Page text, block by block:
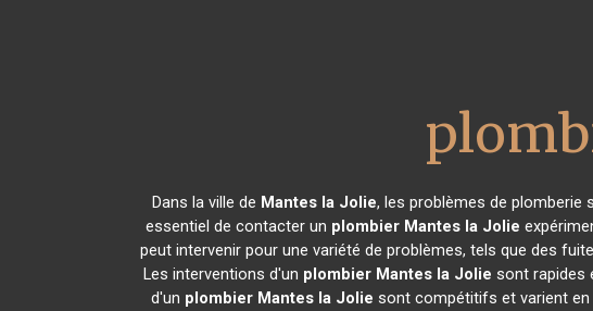
Dans la ville de Mantes la Jolie, les problèmes de
essentiel de contacter un plombier Mantes la Jolie
peut intervenir pour une variété de problèmes, tels que des
Les interventions d'un plombier Mantes la Jolie sont rapides
d'un plombier Mantes la Jolie sont compétitifs et varient